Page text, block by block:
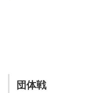
団体戦